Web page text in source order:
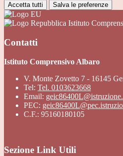
Accetta tutti Salva le preferenze
Istituto
Contatti
Istituto Comprensivo Albaro
V. Monte Zovetto 7 - 16145
Tel: Tel. 0103623668
Email:
PEC:
C.F.: 95160180105
Sezione Link Utili